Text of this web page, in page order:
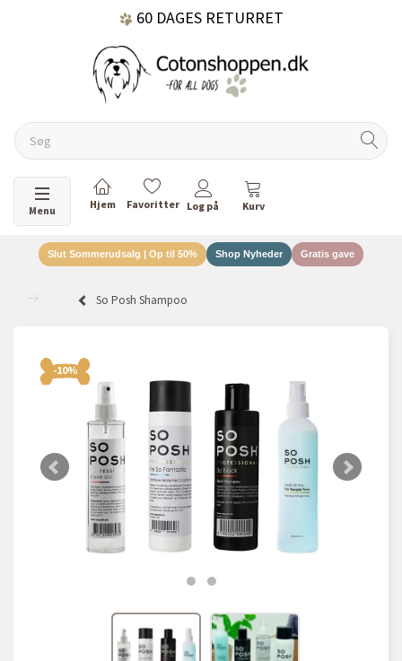
60 DAGES RETURRET
Skifte navigation
Menu
Slut Sommerudsalg | Op til 50% Shop Nyheder Gratis gave
So Posh Shampoo
-10%